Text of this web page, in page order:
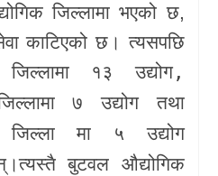
जिल्लामा भएको छ,
काटिएको छ। त्यसपछि
मा १३ उद्योग,
मा ७ उद्योग तथा
मा ५ उद्योग
बुटवल औद्योगिक